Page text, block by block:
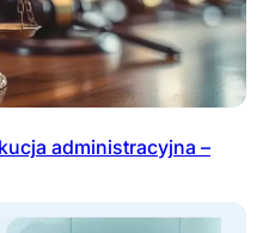
administracyjna –